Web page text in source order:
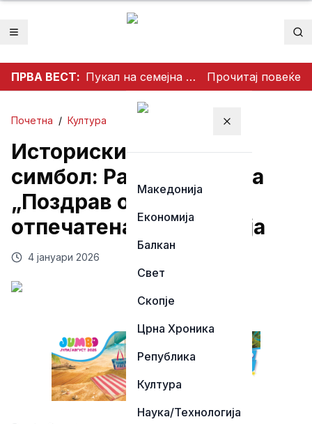
Отвори мени
ПРВА ВЕСТ: Пукал на семејна веселба, еден куршум завршил во покрив на куќа Прочитај повеќе
Затвори мени
Македонија
Економија
Балкан
Свет
Скопје
Црна Хроника
Република
Култура
Наука/Технологија
Почетна / Култура
Историски културен
симбол: Разгледницата
„Поздрав од Гора“
отпечатена во Албанија
4 јануари 2026